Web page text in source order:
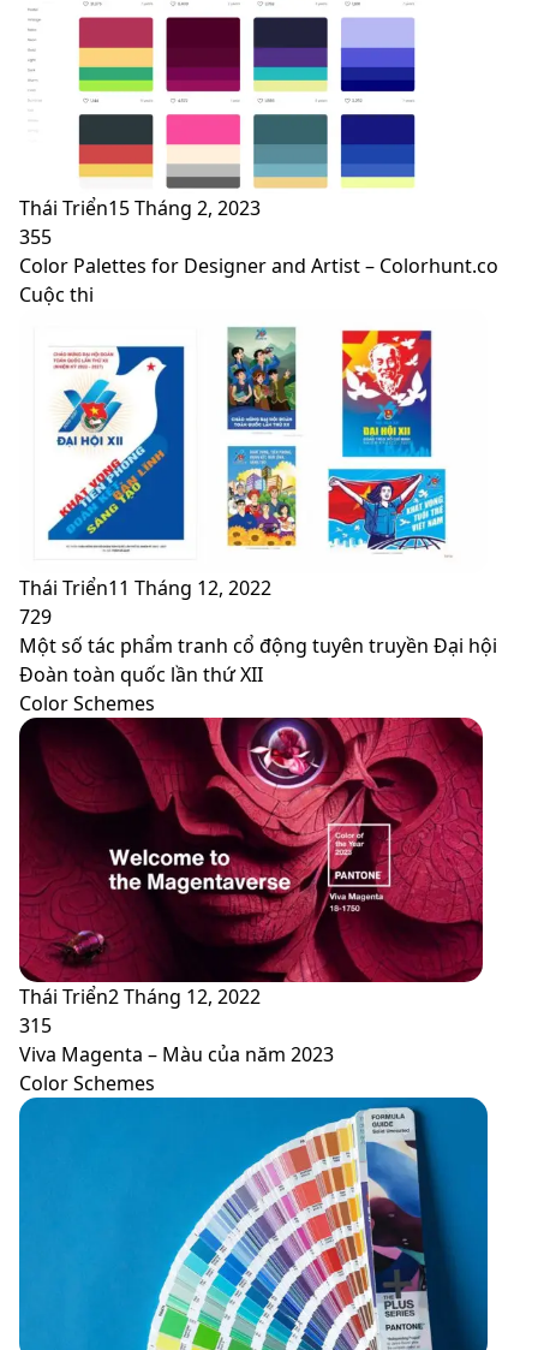
Thái Triển15 Tháng 2, 2023
355
Color Palettes for Designer and Artist – Colorhunt.co
Cuộc thi
Thái Triển11 Tháng 12, 2022
729
Một số tác phẩm tranh cổ động tuyên truyền Đại hội
Đoàn toàn quốc lần thứ XII
Color Schemes
Thái Triển2 Tháng 12, 2022
315
Viva Magenta – Màu của năm 2023
Color Schemes